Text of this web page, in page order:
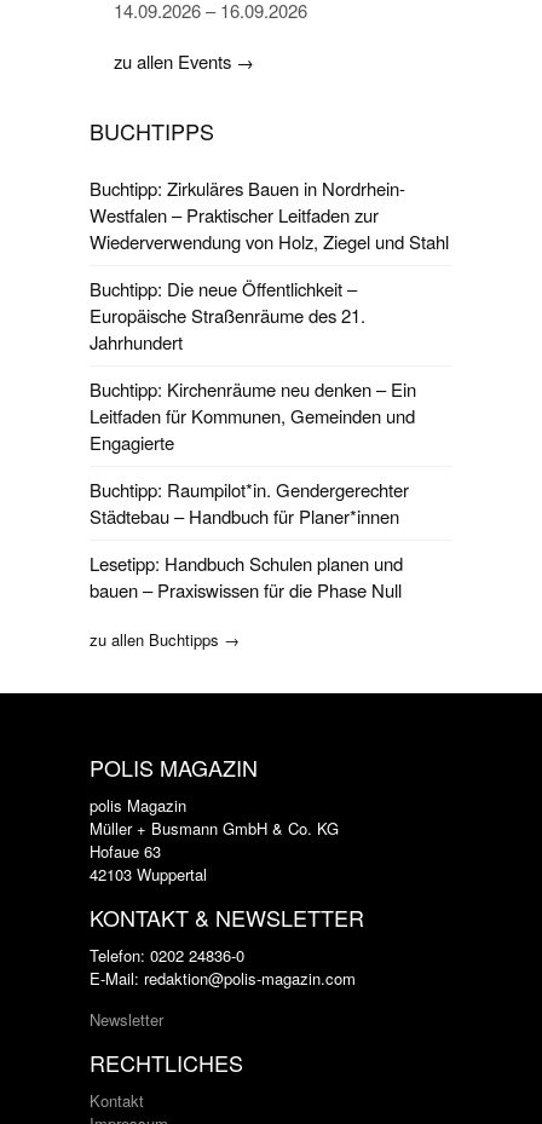
14.09.2026 – 16.09.2026
zu allen Events →
BUCHTIPPS
Buchtipp: Zirkuläres Bauen in Nordrhein-
Westfalen – Praktischer Leitfaden zur
Wiederverwendung von Holz, Ziegel und Stahl
Buchtipp: Die neue Öffentlichkeit –
Europäische Straßenräume des 21.
Jahrhundert
Buchtipp: Kirchenräume neu denken – Ein
Leitfaden für Kommunen, Gemeinden und
Engagierte
Buchtipp: Raumpilot*in. Gendergerechter
Städtebau – Handbuch für Planer*innen
Lesetipp: Handbuch Schulen planen und
bauen – Praxiswissen für die Phase Null
zu allen Buchtipps →
POLIS MAGAZIN
polis Magazin
Müller + Busmann GmbH & Co. KG
Hofaue 63
42103 Wuppertal
KONTAKT & NEWSLETTER
Telefon: 0202 24836-0
E-Mail: redaktion@polis-magazin.com
Newsletter
RECHTLICHES
Kontakt